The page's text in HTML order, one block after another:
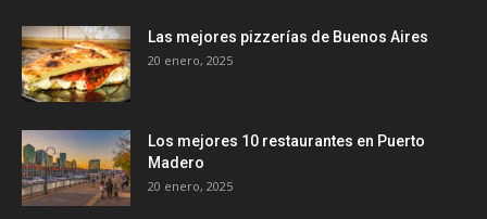
Las mejores pizzerías de Buenos Aires
20 enero, 2025
Los mejores 10 restaurantes en Puerto
Madero
20 enero, 2025